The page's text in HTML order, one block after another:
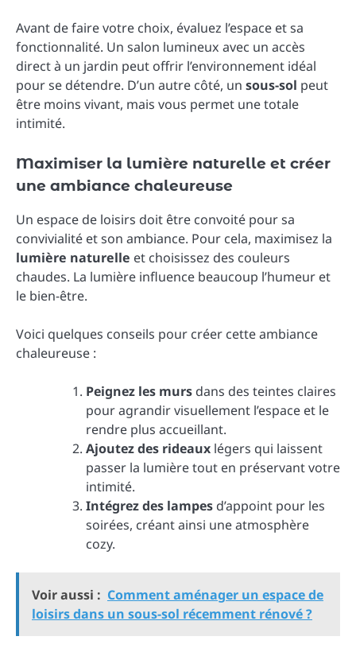
Avant de faire votre choix, évaluez l’espace et sa
fonctionnalité. Un salon lumineux avec un accès
direct à un jardin peut offrir l’environnement idéal
pour se détendre. D’un autre côté, un sous-sol peut
être moins vivant, mais vous permet une totale
intimité.
Maximiser la lumière naturelle et créer
une ambiance chaleureuse
Un espace de loisirs doit être convoité pour sa
convivialité et son ambiance. Pour cela, maximisez la
lumière naturelle et choisissez des couleurs
chaudes. La lumière influence beaucoup l’humeur et
le bien-être.
Voici quelques conseils pour créer cette ambiance
chaleureuse :
Peignez les murs dans des teintes claires
pour agrandir visuellement l’espace et le
rendre plus accueillant.
Ajoutez des rideaux légers qui laissent
passer la lumière tout en préservant votre
intimité.
Intégrez des lampes d’appoint pour les
soirées, créant ainsi une atmosphère
cozy.
Voir aussi : Comment aménager un espace de
loisirs dans un sous-sol récemment rénové ?